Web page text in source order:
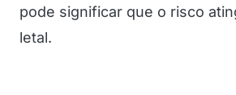
pode significar que o risco
letal.